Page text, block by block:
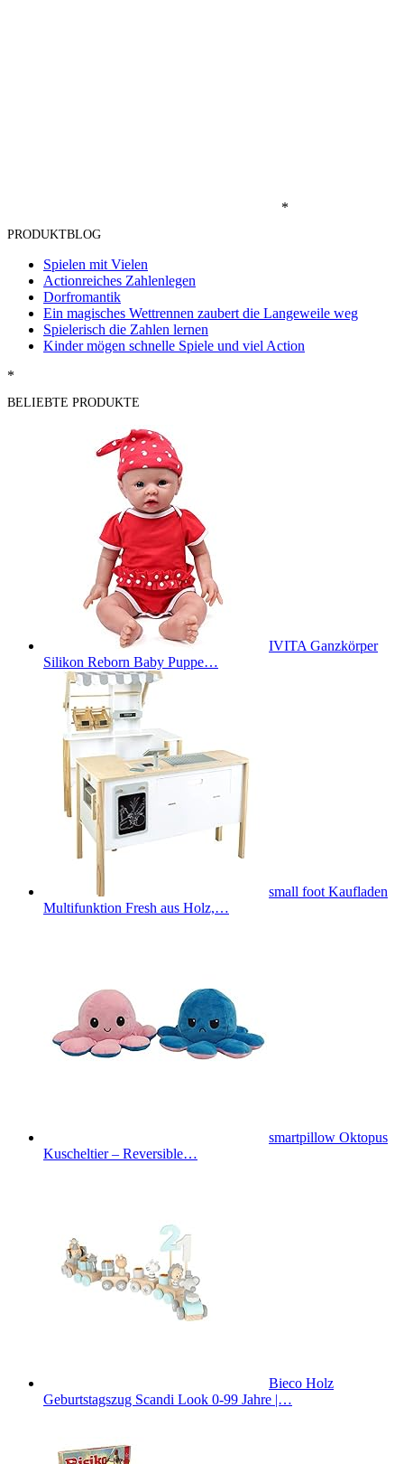
*
PRODUKTBLOG
Spielen mit Vielen
Actionreiches Zahlenlegen
Dorfromantik
Ein magisches Wettrennen zaubert die Langeweile weg
Spielerisch die Zahlen lernen
Kinder mögen schnelle Spiele und viel Action
*
BELIEBTE PRODUKTE
IVITA Ganzkörper
Silikon Reborn Baby Puppe…
small foot Kaufladen
Multifunktion Fresh aus Holz,…
smartpillow Oktopus
Kuscheltier – Reversible…
Bieco Holz
Geburtstagszug Scandi Look 0-99 Jahre |…